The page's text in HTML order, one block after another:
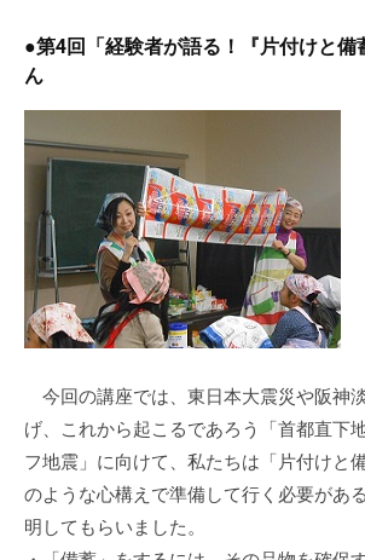
●第4回「経験者が語る！『片付けと備
ん
今回の講座では、東日本大震災や阪神
げ、これから起こるであろう「首都直下
フ地震」に向けて、私たちは「片付けと
のような心構えで準備して行く必要があ
明してもらいました。